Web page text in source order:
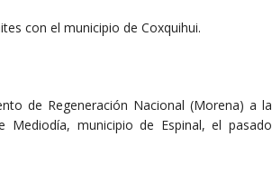
con el municipio de Coxquihui.
de Regeneración Nacional (Morena) a la
Mediodía, municipio de Espinal, el pasado